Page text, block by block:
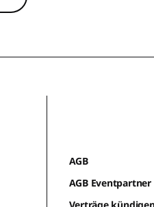
AGB
AGB
Verträge